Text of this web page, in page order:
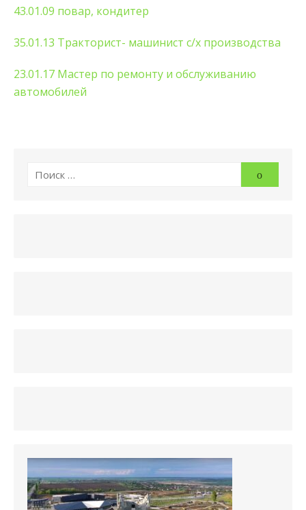
43.01.09 повар, кондитер
35.01.13 Тракторист- машинист с/х производства
23.01.17 Мастер по ремонту и обслуживанию
автомобилей